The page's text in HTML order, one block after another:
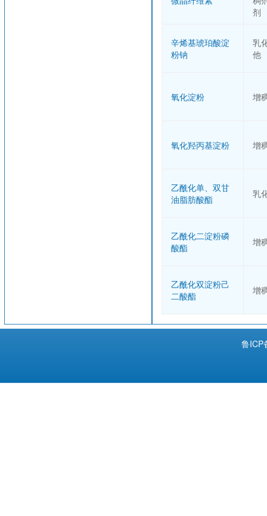
剂
辛烯基琥珀酸淀
粉钠
乳
他
氧化淀粉 增
氧化羟丙基淀粉 增
乙酰化单、双甘
油脂肪酸酯
乳
乙酰化二淀粉磷
酸酯
增
乙酰化双淀粉己
二酸酯
增
鲁ICP